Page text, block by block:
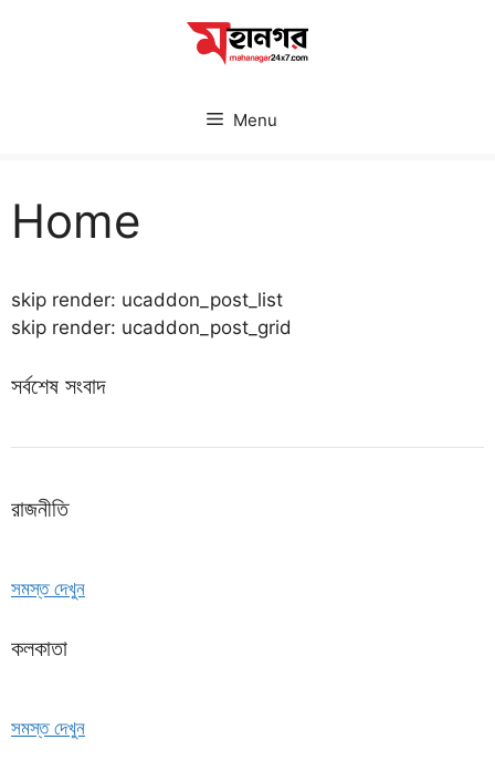
Menu
Home
skip render: ucaddon_post_list
skip render: ucaddon_post_grid
সর্বশেষ সংবাদ
রাজনীতি
সমস্ত দেখুন
কলকাতা
সমস্ত দেখুন